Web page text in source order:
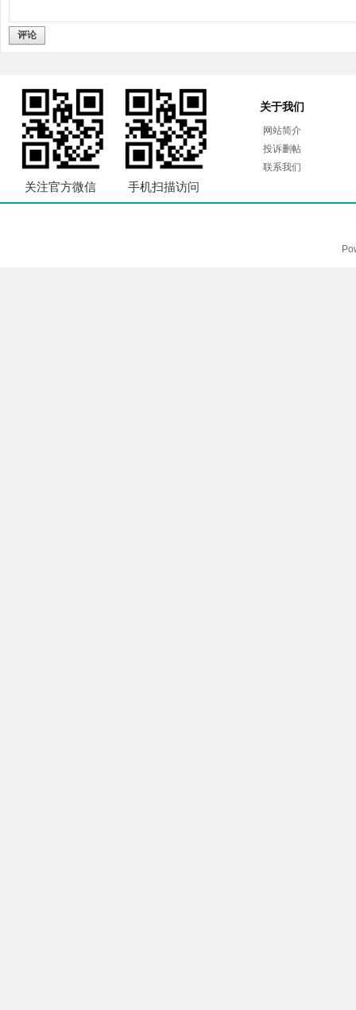
评论
关注官方微信 手机扫描访问
关于我们
网站简介
投诉删帖
联系我们